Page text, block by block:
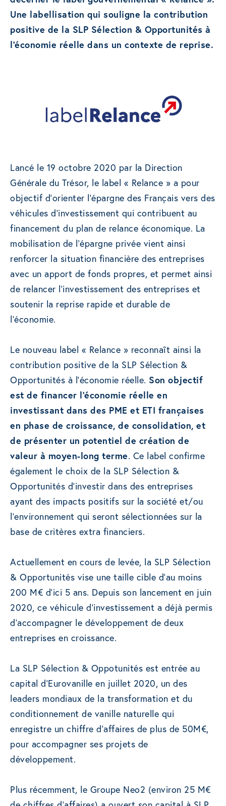
Une labellisation qui souligne la contribution
positive de la SLP Sélection & Opportunités à
l’économie réelle dans un contexte de reprise.
Lancé le 19 octobre 2020 par la Direction
Générale du Trésor, le label « Relance » a pour
objectif d’orienter l’épargne des Français vers des
véhicules d’investissement qui contribuent au
financement du plan de relance économique. La
mobilisation de l’épargne privée vient ainsi
renforcer la situation financière des entreprises
avec un apport de fonds propres, et permet ainsi
de relancer l’investissement des entreprises et
soutenir la reprise rapide et durable de
l’économie.
Le nouveau label « Relance » reconnaît ainsi la
contribution positive de la SLP Sélection &
Opportunités à l’économie réelle. Son objectif
est de financer l’économie réelle en
investissant dans des PME et ETI françaises
en phase de croissance, de consolidation, et
de présenter un potentiel de création de
valeur à moyen-long terme. Ce label confirme
également le choix de la SLP Sélection &
Opportunités d’investir dans des entreprises
ayant des impacts positifs sur la société et/ou
l’environnement qui seront sélectionnées sur la
base de critères extra financiers.
Actuellement en cours de levée, la SLP Sélection
& Opportunités vise une taille cible d’au moins
200 M€ d’ici 5 ans. Depuis son lancement en juin
2020, ce véhicule d’investissement a déjà permis
d’accompagner le développement de deux
entreprises en croissance.
La SLP Sélection & Oppotunités est entrée au
capital d’Eurovanille en juillet 2020, un des
leaders mondiaux de la transformation et du
conditionnement de vanille naturelle qui
enregistre un chiffre d’affaires de plus de 50M€,
pour accompagner ses projets de
développement.
Plus récemment, le Groupe Neo2 (environ 25 M€